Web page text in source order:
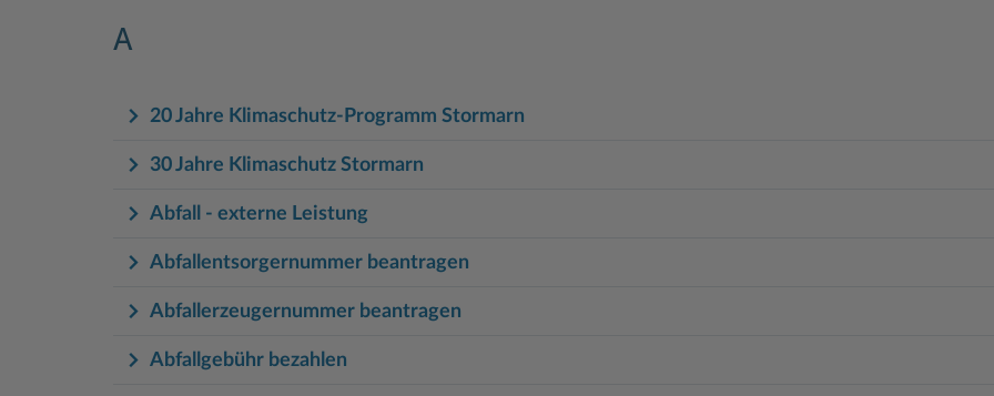
A
20 Jahre Klimaschutz-Programm Stormarn
30 Jahre Klimaschutz Stormarn
Abfall - externe Leistung
Abfallentsorgernummer beantragen
Abfallerzeugernummer beantragen
Abfallgebühr bezahlen